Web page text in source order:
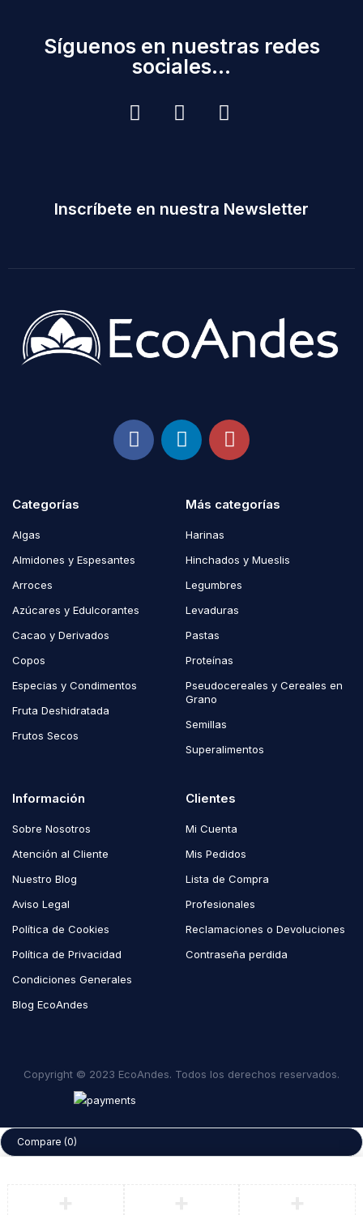
Síguenos en nuestras redes
sociales...
Inscríbete en nuestra Newsletter
Categorías
Algas
Almidones y Espesantes
Arroces
Azúcares y Edulcorantes
Cacao y Derivados
Copos
Especias y Condimentos
Fruta Deshidratada
Frutos Secos
Más categorías
Harinas
Hinchados y Mueslis
Legumbres
Levaduras
Pastas
Proteínas
Pseudocereales y Cereales en
Grano
Semillas
Superalimentos
Información
Sobre Nosotros
Atención al Cliente
Nuestro Blog
Aviso Legal
Política de Cookies
Política de Privacidad
Condiciones Generales
Blog EcoAndes
Clientes
Mi Cuenta
Mis Pedidos
Lista de Compra
Profesionales
Reclamaciones o Devoluciones
Contraseña perdida
Copyright © 2023 EcoAndes. Todos los derechos reservados.
Compare (0)